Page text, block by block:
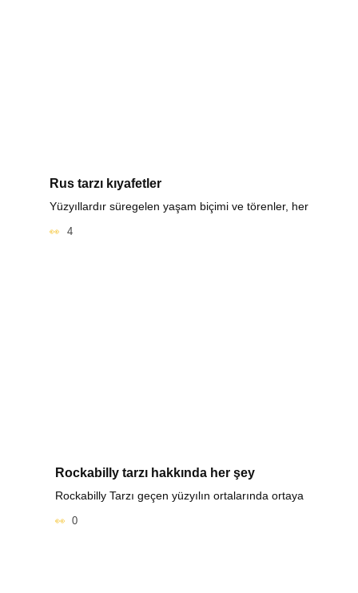
Rus tarzı kıyafetler
Yüzyıllardır süregelen yaşam biçimi ve törenler, her
4
Rockabilly tarzı hakkında her şey
Rockabilly Tarzı geçen yüzyılın ortalarında ortaya
0